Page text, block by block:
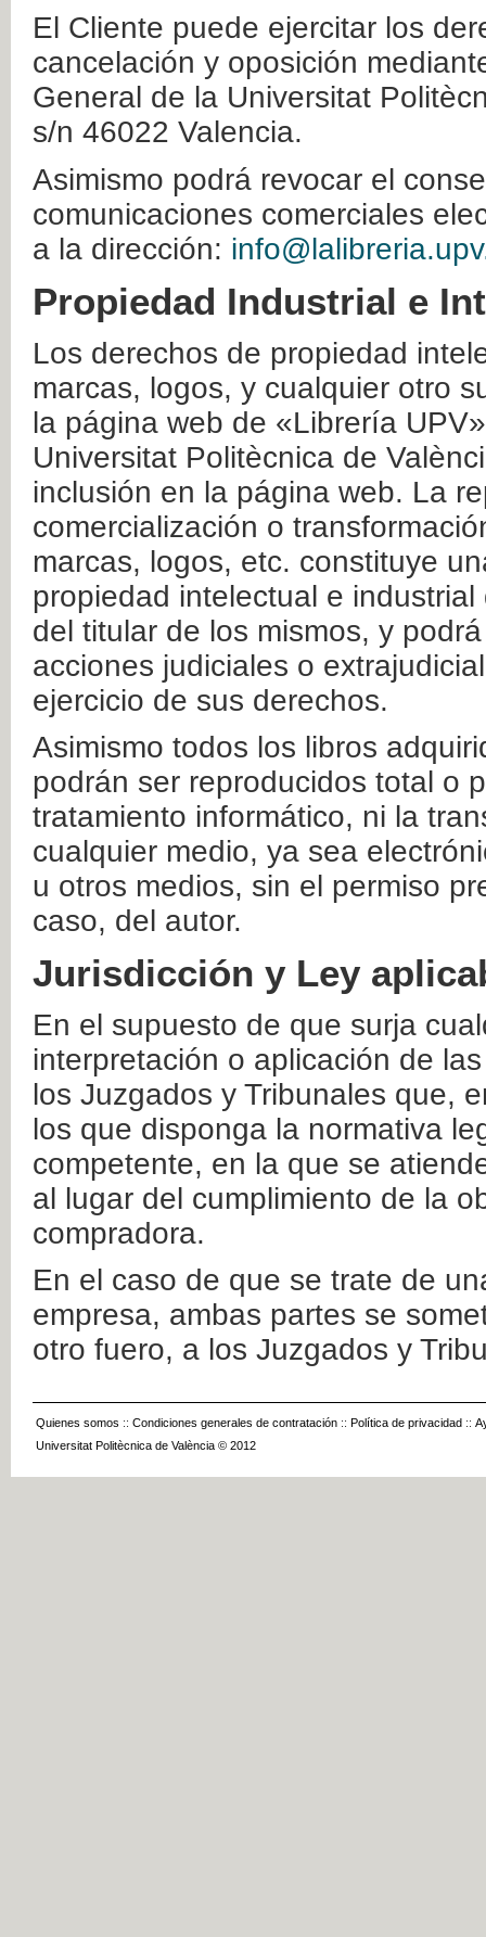
El Cliente puede ejercitar los
cancelación y oposición
General de la Universitat
s/n 46022 Valencia.
Asimismo podrá revocar el
comunicaciones comerciales
a la dirección:
Propiedad Industrial e
Los derechos de propiedad
marcas, logos, y cualquier otro
la página web de «Librería
Universitat Politècnica de
inclusión en la página web. La
comercialización o
marcas, logos, etc. constituye
propiedad intelectual e
del titular de los mismos, y
acciones judiciales o
ejercicio de sus derechos.
Asimismo todos los libros
podrán ser reproducidos total o
tratamiento informático, ni la
cualquier medio, ya sea
u otros medios, sin el permiso
caso, del autor.
Jurisdicción y Ley
En el supuesto de que surja
interpretación o aplicación de
los Juzgados y Tribunales que,
los que disponga la normativa
competente, en la que se
al lugar del cumplimiento de la
compradora.
En el caso de que se trate de
empresa, ambas partes se
otro fuero, a los Juzgados y
Quienes somos :: Condiciones generales de contratación :: Política de privacidad ::
Universitat Politècnica de València © 2012